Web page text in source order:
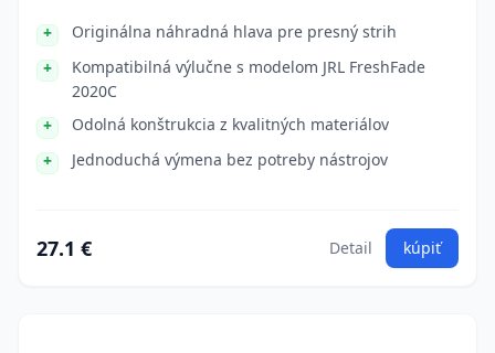
Originálna náhradná hlava pre presný strih
Kompatibilná výlučne s modelom JRL FreshFade
2020C
Odolná konštrukcia z kvalitných materiálov
Jednoduchá výmena bez potreby nástrojov
27.1 € Detail kúpiť